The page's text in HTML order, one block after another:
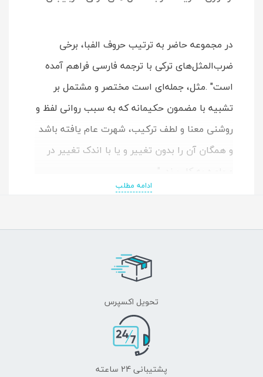
در مجموعه حاضر به ترتیب حروف الفبا، برخی
ضرب‌المثل‌های ترکی با ترجمه فارسی فراهم آمده
است" .مثل، جمله‌ای است مختصر و مشتمل بر
تشبیه با مضمون حکیمانه که به سبب روانی لفظ و
روشنی معنا و لطف ترکیب، شهرت عام یافته باشد
و همگان آن را بدون تغییر و یا با اندک تغییر در
محاوره به کار برند ."
ادامه مطلب
تحویل اکسپرس
پشتیبانی 24 ساعته